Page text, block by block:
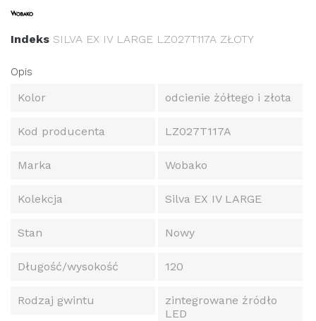
Indeks SILVA EX IV LARGE LZ027T117A ZŁOTY
Opis
Kolor odcienie żółtego i złota
Kod producenta LZ027T117A
Marka Wobako
Kolekcja Silva EX IV LARGE
Stan Nowy
Długość/wysokość 120
Rodzaj gwintu
zintegrowane źródło
LED